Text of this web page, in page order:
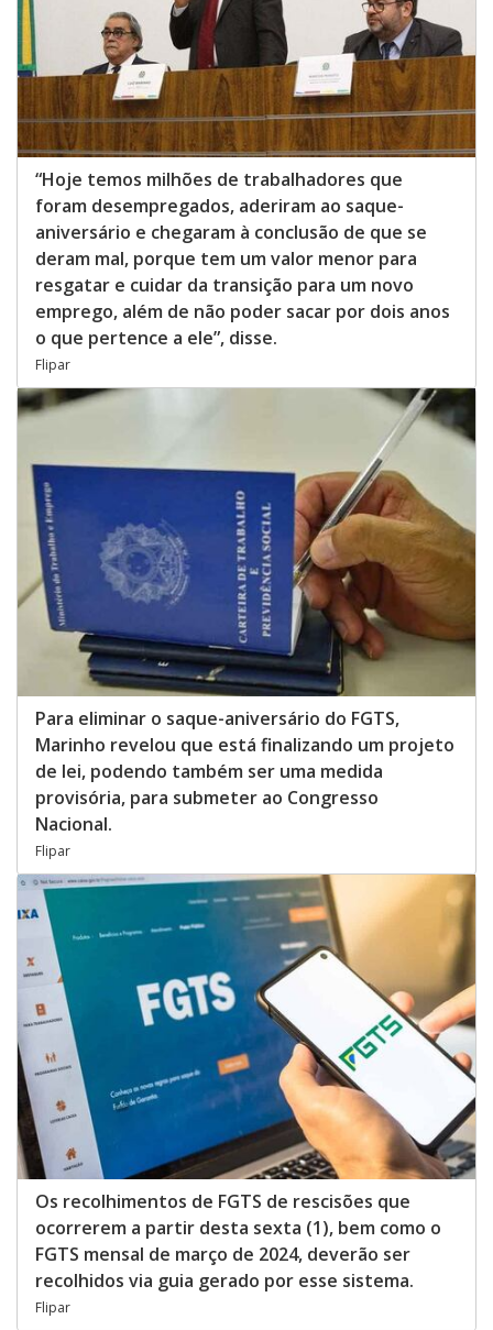
“Hoje temos milhões de trabalhadores que
foram desempregados, aderiram ao saque-
aniversário e chegaram à conclusão de que se
deram mal, porque tem um valor menor para
resgatar e cuidar da transição para um novo
emprego, além de não poder sacar por dois anos
o que pertence a ele”, disse.
Flipar
Para eliminar o saque-aniversário do FGTS,
Marinho revelou que está finalizando um projeto
de lei, podendo também ser uma medida
provisória, para submeter ao Congresso
Nacional.
Flipar
Os recolhimentos de FGTS de rescisões que
ocorrerem a partir desta sexta (1), bem como o
FGTS mensal de março de 2024, deverão ser
recolhidos via guia gerado por esse sistema.
Flipar